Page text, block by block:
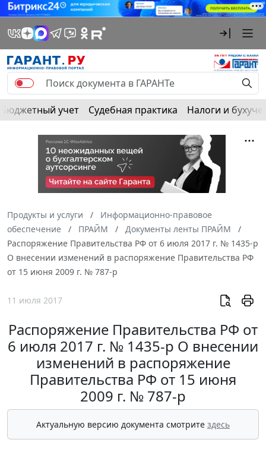
Бюджетный учет Судебная практика Налоги и
Продукты и услуги
Информационно-правовое
обеспечение
ПРАЙМ
Документы ленты ПРАЙМ
Распоряжение Правительства РФ от 6 июля 2017 г. № 1435-р
О внесении изменений в распоряжение Правительства РФ
от 15 июня 2009 г. № 787-р
11 июля 2017
Распоряжение Правительства РФ от
6 июля 2017 г. № 1435-р О внесении
изменений в распоряжение
Правительства РФ от 15 июня
2009 г. № 787-р
Актуальную версию документа смотрите здесь